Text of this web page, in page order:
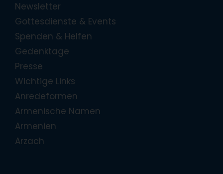
Newsletter
Gottesdienste & Events
Spenden & Helfen
Gedenktage
Presse
Wichtige Links
Anredeformen
Armenische Namen
Armenien
Arzach